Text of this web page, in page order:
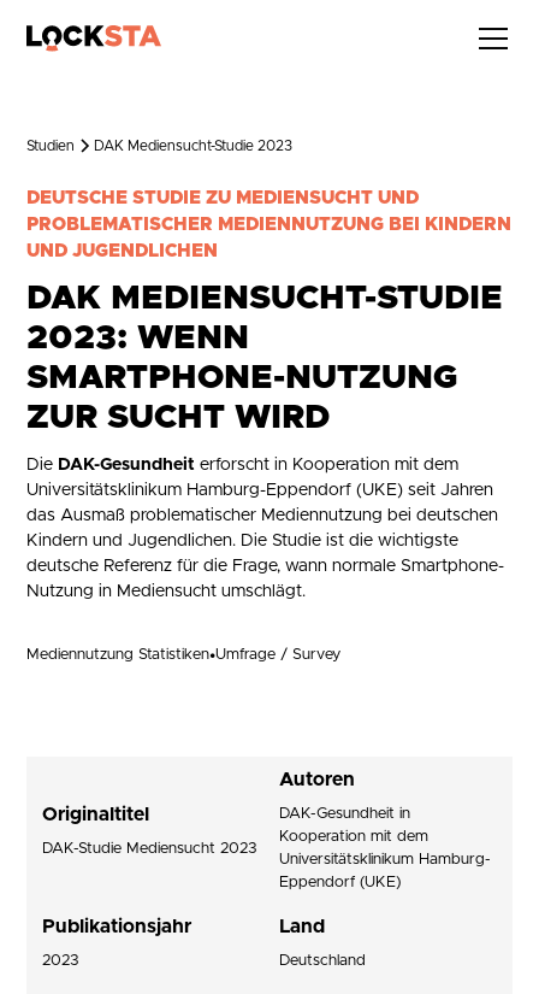
Studien DAK Mediensucht-Studie 2023
DEUTSCHE STUDIE ZU MEDIENSUCHT UND
PROBLEMATISCHER MEDIENNUTZUNG BEI KINDERN
UND JUGENDLICHEN
DAK MEDIENSUCHT-STUDIE
2023: WENN
SMARTPHONE-NUTZUNG
ZUR SUCHT WIRD
Die DAK-Gesundheit erforscht in Kooperation mit dem
Universitätsklinikum Hamburg-Eppendorf (UKE) seit Jahren
das Ausmaß problematischer Mediennutzung bei deutschen
Kindern und Jugendlichen. Die Studie ist die wichtigste
deutsche Referenz für die Frage, wann normale Smartphone-
Nutzung in Mediensucht umschlägt.
Mediennutzung Statistiken•Umfrage / Survey
Originaltitel
DAK-Studie Mediensucht 2023
Autoren
DAK-Gesundheit in
Kooperation mit dem
Universitätsklinikum Hamburg-
Eppendorf (UKE)
Publikationsjahr
2023
Land
Deutschland